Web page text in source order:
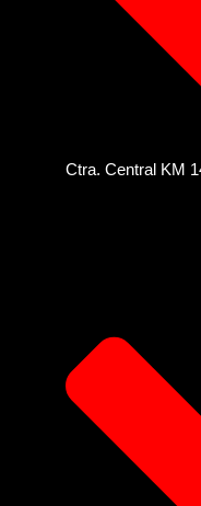
Ctra. Central KM